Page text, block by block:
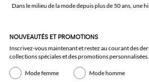
Dans le milieu de la mode depuis plus de 50 ans, une
NOUVEAUTÉS ET PROMOTIONS
Inscrivez-vous maintenant et restez au courant des
collections spéciales et des promotions personnalisées.
Mode femme Mode homme